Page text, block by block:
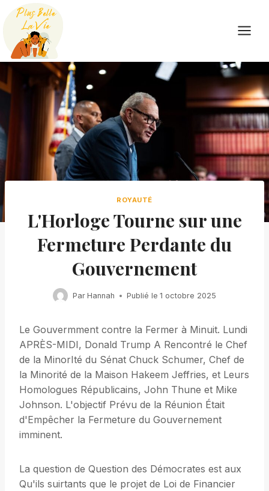
Skip
content
ROYAUTÉ
L'Horloge Tourne sur une
Fermeture Perdante du
Gouvernement
Par Hannah Publié le 1 octobre 2025
Le Gouvermment contre la Fermer à Minuit. Lundi
APRÈS-MIDI, Donald Trump A Rencontré le Chef
de la MinorIté du Sénat Chuck Schumer, Chef de
la Minorité de la Maison Hakeem Jeffries, et Leurs
Homologues Républicains, John Thune et Mike
Johnson. L'objectif Prévu de la Réunion Était
d'Empêcher la Fermeture du Gouvernement
imminent.
La question de Question des Démocrates est aux
Qu'ils suirtants que le projet de Loi de Financier